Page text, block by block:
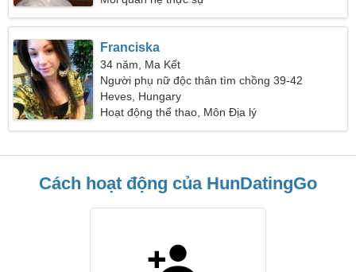
Franciska
34 năm, Ma Kết
Người phụ nữ độc thân tìm chồng 39-42
Heves, Hungary
Hoạt động thể thao, Môn Địa lý
Cách hoạt động của HunDatingGo